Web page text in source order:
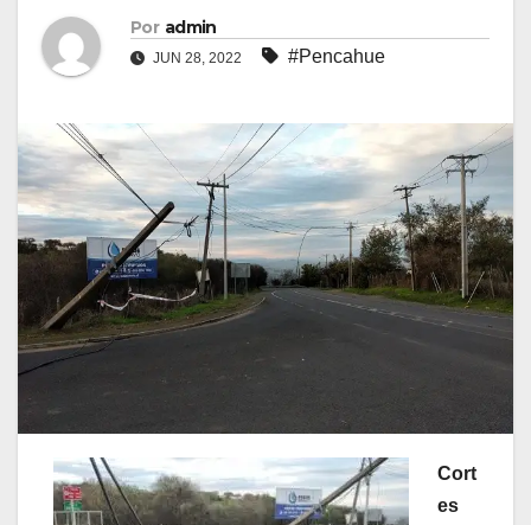
Por admin
JUN 28, 2022 #Pencahue
Cort
es